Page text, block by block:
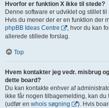
Hvorfor er funktion X ikke til stede?
Denne software er udviklet og stillet
Hvis du mener der er en funktion der
phpBB Ideas Centre
, hvor du kan
allerede stillede forslag.
Top
Hvem kontakter jeg vedr. misbrug
dette board?
Du kan kontakte enhver af
ikke får nogen tilbagemelding, kan
(udfør en whois søgning
). Hvis